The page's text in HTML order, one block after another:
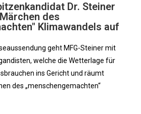
Dr. Steiner
des
Klimawandels auf
geht MFG-Steiner mit
welche die Wetterlage für
ins Gericht und räumt
des „menschengemachten“